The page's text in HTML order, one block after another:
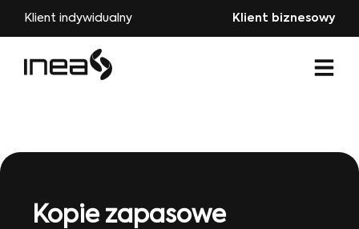
Klient indywidualny Klient biznesowy
Kopie zapasowe